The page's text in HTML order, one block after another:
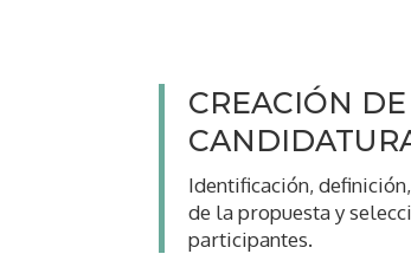
CREACIÓN
Identificación,
de la propuesta y
participantes.